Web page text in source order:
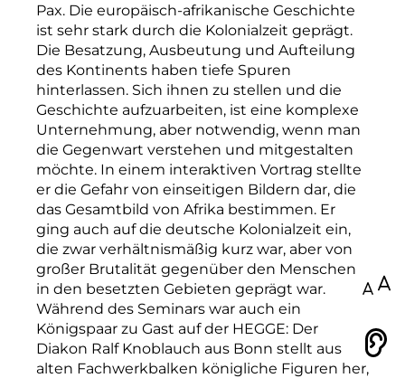
Pax. Die europäisch-afrikanische Geschichte
ist sehr stark durch die Kolonialzeit geprägt.
Die Besatzung, Ausbeutung und Aufteilung
des Kontinents haben tiefe Spuren
hinterlassen. Sich ihnen zu stellen und die
Geschichte aufzuarbeiten, ist eine komplexe
Unternehmung, aber notwendig, wenn man
die Gegenwart verstehen und mitgestalten
möchte. In einem interaktiven Vortrag stellte
er die Gefahr von einseitigen Bildern dar, die
das Gesamtbild von Afrika bestimmen. Er
ging auch auf die deutsche Kolonialzeit ein,
die zwar verhältnismäßig kurz war, aber von
großer Brutalität gegenüber den Menschen
in den besetzten Gebieten geprägt war.
Während des Seminars war auch ein
Königspaar zu Gast auf der HEGGE: Der
Diakon Ralf Knoblauch aus Bonn stellt aus
alten Fachwerkbalken königliche Figuren her,
100
Vorlesen